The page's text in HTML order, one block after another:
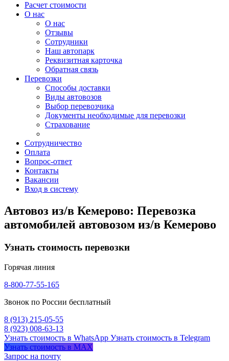
Расчет стоимости
О нас
О нас
Отзывы
Сотрудники
Наш автопарк
Реквизитная карточка
Обратная связь
Перевозки
Способы доставки
Виды автовозов
Выбор перевозчика
Документы необходимые для перевозки
Страхование
Сотрудничество
Оплата
Вопрос-ответ
Контакты
Вакансии
Вход в систему
Автовоз из/в Кемерово: Перевозка
автомобилей автовозом из/в Кемерово
Узнать стоимость перевозки
Горячая линия
8-800-77-55-165
Звонок по России бесплатный
8 (913) 215-05-55
8 (923) 008-63-13
Узнать стоимость в WhatsApp Узнать стоимость в Telegram
Узнать стоимость в MAX
Запрос на почту